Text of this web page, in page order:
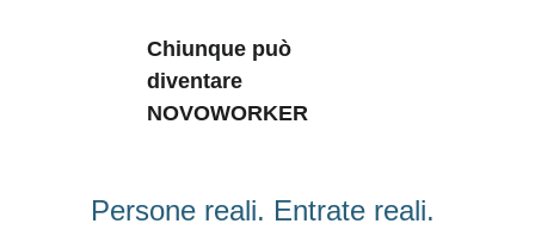
Chiunque può
diventare
NOVOWORKER
Persone reali. Entrate reali.